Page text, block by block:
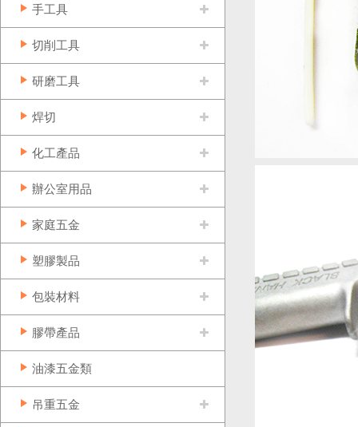
手工具
切削工具
研磨工具
焊切
化工產品
辦公室用品
家庭五金
塑膠製品
包裝材料
膠帶產品
油漆五金類
吊重五金